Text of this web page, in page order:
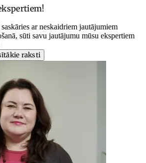
ar neskaidriem jautājumiem
sūti savu jautājumu mūsu ekspertiem
raksti